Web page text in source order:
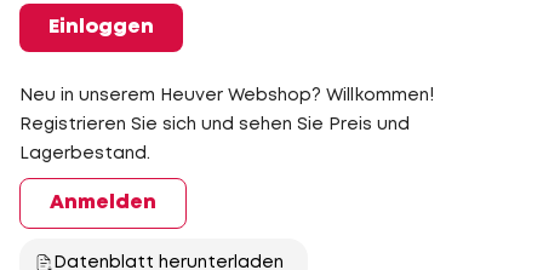
Einloggen
Neu in unserem Heuver Webshop? Willkommen!
Registrieren Sie sich und sehen Sie Preis und
Lagerbestand.
Anmelden
Datenblatt herunterladen